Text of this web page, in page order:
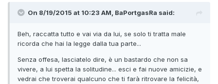
On 8/19/2015 at 10:23 AM, BaPortgasRa said:
Beh, raccatta tutto e vai via da lui, se solo ti tratta male
ricorda che hai la legge dalla tua parte...
Senza offesa, lasciatelo dire, è un bastardo che non sa
vivere, a lui spetta la solitudine... esci e fai nuove amicizie, e
vedrai che troverai qualcuno che ti farà ritrovare la felicità,